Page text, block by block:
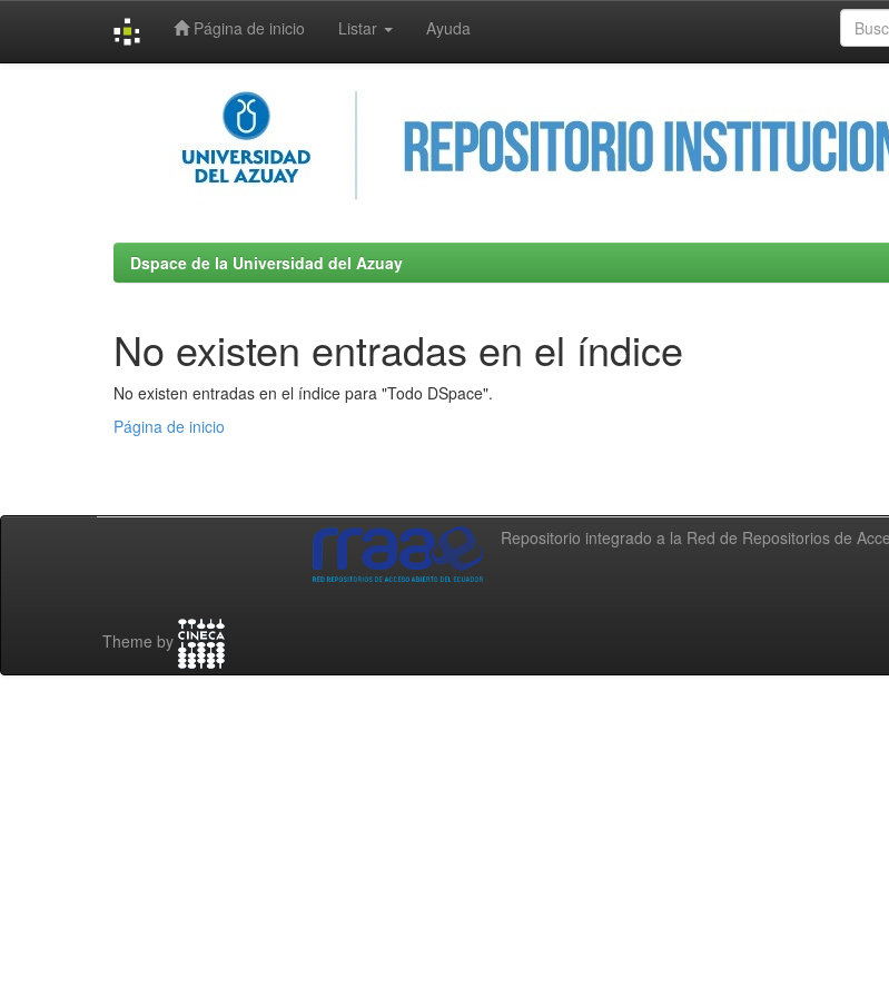
Página de inicio Listar Ayuda
Dspace de la Universidad del Azuay
No existen entradas en el índice
No existen entradas en el índice para "Todo DSpace".
Página de inicio
Repositorio integrado a la Red de Repositorios de
Theme by